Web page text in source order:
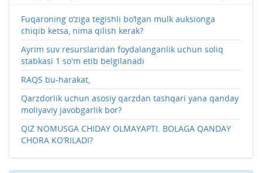
Fuqaroning o‘ziga tegishli bo‘lgan mulk auksionga
chiqib ketsa, nima qilish kerak?
Ayrim suv resurslaridan foydalanganlik uchun soliq
stabkasi 1 so'm etib belgilanadi
RAQS bu-harakat,
Qarzdorlik uchun asosiy qarzdan tashqari yana qanday
moliyaviy javobgarlik bor?
QIZ NOMUSGA CHIDAY OLMAYAPTI. BOLAGA QANDAY
CHORA KO‘RILADI?